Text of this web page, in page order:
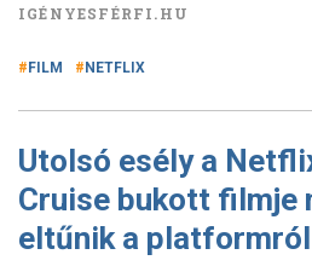
IGÉNYESFÉRFI.HU
FILM NETFLIX
Utolsó esély a
Cruise bukott filmje
eltűnik a platformról